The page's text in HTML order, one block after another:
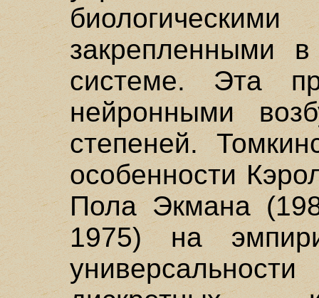
закрепленными
системе. Эта
нейронными
степеней.
особенности
Пола Экмана
1975) на